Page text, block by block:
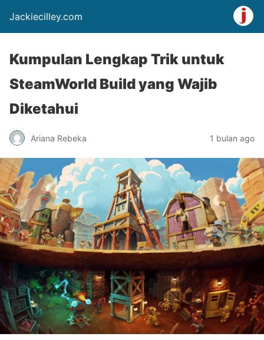
Jackiecilley.com
Kumpulan Lengkap Trik untuk
SteamWorld Build yang Wajib
Diketahui
Ariana Rebeka 1 bulan ago